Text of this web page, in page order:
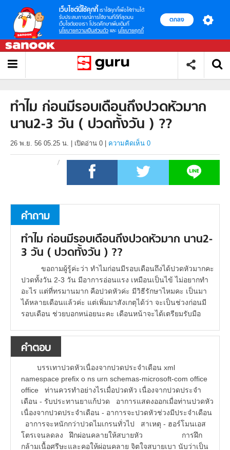
เว็บไซต์นี้ใช้คุกกี้ เราใช้คุกกี้เพื่อให้ท่านได้
รับประสบการณ์การใช้งานที่ดีที่สุดบน
เว็บไซต์ของเรา โปรดศึกษาเพิ่มเติมที่
นโยบายความเป็นส่วนตัว และ นโยบายคุกกี้
ตกลง
ทำไม ก่อนมีรอบเดือนถึงปวดหัวมาก
นาน2-3 วัน ( ปวดทั้งวัน ) ??
26 พ.ย. 56 05.25 น. เปิดอ่าน 0 ความคิดเห็น 0
คำถาม
ทำไม ก่อนมีรอบเดือนถึงปวดหัวมาก นาน2-
3 วัน ( ปวดทั้งวัน ) ??
ขอถามผู้รู้ค่ะว่า ทำไมก่อนมีรอบเดือนถึงได้ปวดหัวมากคะ
ปวดทั้งวัน 2-3 วัน มีอาการอ่อนแรง เหมือนเป็นไข้ ไม่อยากทำ
อะไร แต่ที่ทรมานมาก คือปวดหัวค่ะ มีวิธีรักษาไหมคะ เป็นมา
ได้หลายเดือนแล้วค่ะ แต่เพิ่มมาสังเกตุได้ว่า จะเป็นช่วงก่อนมี
รอบเดือน ช่วยบอกหน่อยนะคะ เดือนหน้าจะได้เตรียมรับมือ
คำตอบ
บรรเทาปวดหัวเนื่องจากปวดประจำเดือน xml
namespace prefix o ns urn schemas-microsoft-com office
office ท่านควรทำอย่างไรเมื่อปวดหัว เนื่องจากปวดประจำ
เดือน - รับประทานยาแก้ปวด อาการแสดงออกเมื่อท่านปวดหัว
เนื่องจากปวดประจำเดือน - อาการจะปวดหัวช่วงมีประจำเดือน
อาการจะหนักกว่าปวดไมเกรนทั่วไป สาเหตุ - ฮอร์โมนเอส
โตรเจนลดลง ฝึกผ่อนคลายให้สบายหัว การฝึก
กล้ามเนื้อศรีษะและคอให้ผ่อนคลาย จิตใจสบายเบา นับว่าเป็น